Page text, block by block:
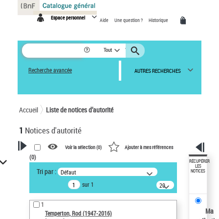
Espace personnel Aide Une question ? Historique
Tout
Recherche avancée AUTRES RECHERCHES
Accueil Liste de notices d’autorité
1 Notices d'autorité
VOTRE RECHERCHE
Recherche avancée dans les
notices d’autorité
Œuvres liées à l'auteur :
Temperton, Rod (1947-2016)
Voir la sélection (0) Ajouter à mes références
(0)
Tri par : Défaut
sur 1
20
résultats/page
1
Temperton, Rod (1947-2016)
RÉCUPÉRER
LES
NOTICES
Ma
Panneau de gestion des cookies